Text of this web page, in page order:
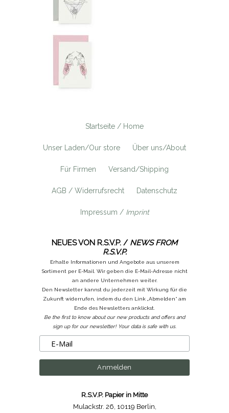
Startseite / Home
Unser Laden/Our store Über uns/About
Für Firmen Versand/Shipping
AGB / Widerrufsrecht Datenschutz
Impressum / Imprint
NEUES VON R.S.V.P. / NEWS FROM
R.S.V.P.
Erhalte Informationen und Angebote aus unserem
Sortiment per E-Mail. Wir geben die E-Mail-Adresse nicht
an andere Unternehmen weiter.
Den Newsletter kannst du jederzeit mit Wirkung für die
Zukunft widerrufen, indem du den Link „Abmelden“ am
Ende des Newsletters anklickst.
Be the first to know about our new products and offers and
sign up for our newsletter! Your data is safe with us.
R.S.V.P. Papier in Mitte
Mulackstr. 26 10119 Berlin